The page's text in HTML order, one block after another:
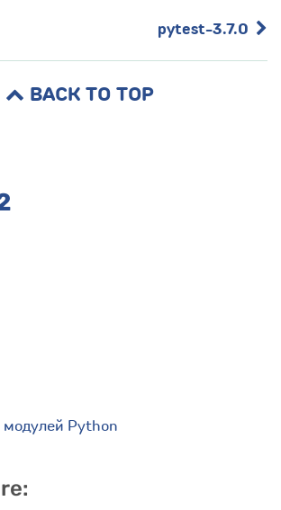
pytest-3.7.0
BACK TO TOP
Python